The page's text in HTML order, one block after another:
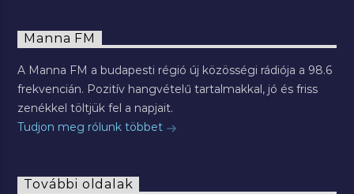
Manna FM
A Manna FM a budapesti régió új közösségi rádiója a 98.6
frekvencián. Pozitív hangvételű tartalmakkal, jó és friss
zenékkel töltjük fel a napjait.
Tudjon meg rólunk többet
További oldalak